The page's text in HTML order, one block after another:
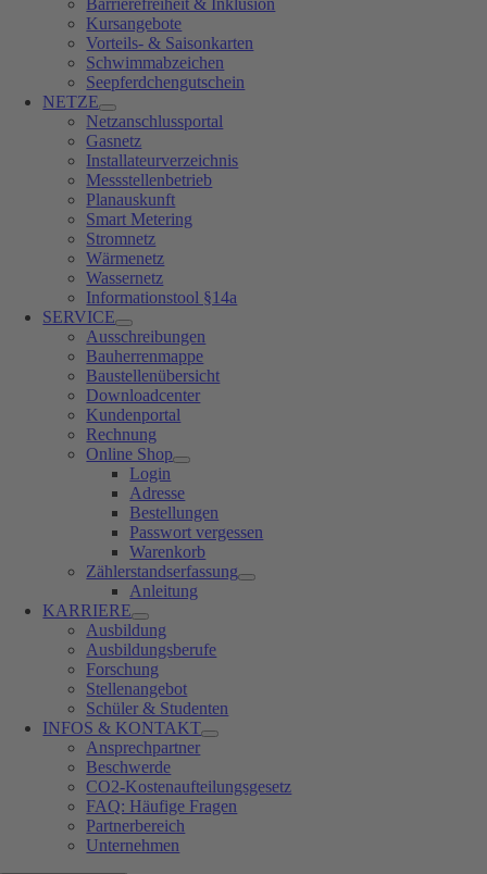
Barrierefreiheit & Inklusion
Kursangebote
Vorteils- & Saisonkarten
Schwimmabzeichen
Seepferdchengutschein
NETZE
Netzanschlussportal
Gasnetz
Installateurverzeichnis
Messstellenbetrieb
Planauskunft
Smart Metering
Stromnetz
Wärmenetz
Wassernetz
Informationstool §14a
SERVICE
Ausschreibungen
Bauherrenmappe
Baustellenübersicht
Downloadcenter
Kundenportal
Rechnung
Online Shop
Login
Adresse
Bestellungen
Passwort vergessen
Warenkorb
Zählerstandserfassung
Anleitung
KARRIERE
Ausbildung
Ausbildungsberufe
Forschung
Stellenangebot
Schüler & Studenten
INFOS & KONTAKT
Ansprechpartner
Beschwerde
CO2-Kostenaufteilungsgesetz
FAQ: Häufige Fragen
Partnerbereich
Unternehmen